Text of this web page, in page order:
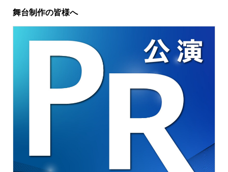
舞台制作の皆様へ